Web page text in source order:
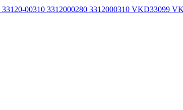
00310 3312000280 3312000310 VKD33099